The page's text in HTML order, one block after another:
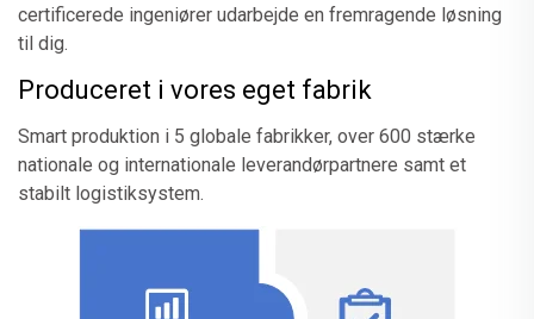
certificerede ingeniører udarbejde en fremragende løsning
til dig.
Produceret i vores eget fabrik
Smart produktion i 5 globale fabrikker, over 600 stærke
nationale og internationale leverandørpartnere samt et
stabilt logistiksystem.